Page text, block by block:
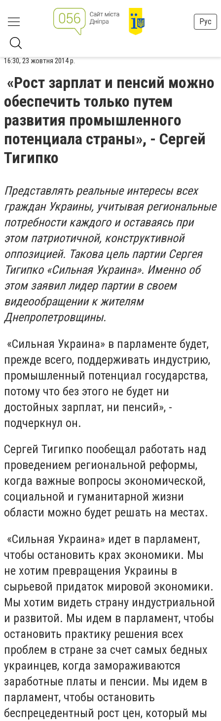
Рус
16:30, 23 жовтня 2014 р.
«Рост зарплат и пенсий можно
обеспечить только путем
развития промышленного
потенциала страны», - Сергей
Тигипко
Представлять реальные интересы всех
граждан Украины, учитывая региональные
потребности каждого и оставаясь при
этом патриотичной, конструктивной
оппозицией. Такова цель партии Сергея
Тигипко «Сильная Украина». Именно об
этом заявил лидер партии в своем
видеообращении к жителям
Днепропетровщины.
«Сильная Украина» в парламенте будет,
прежде всего, поддерживать индустрию,
промышленный потенциал государства,
потому что без этого не будет ни
достойных зарплат, ни пенсий», -
подчеркнул он.
Сергей Тигипко пообещал работать над
проведением региональной реформы,
когда важные вопросы экономической,
социальной и гуманитарной жизни
области можно будет решать на местах.
«Сильная Украина» идет в парламент,
чтобы остановить крах экономики. Мы
не хотим превращения Украины в
сырьевой придаток мировой экономики.
Мы хотим видеть страну индустриальной
и развитой. Мы идем в парламент, чтобы
остановить практику решения всех
проблем в стране за счет самых бедных
украинцев, когда замораживаются
заработные платы и пенсии. Мы идем в
парламент, чтобы остановить
беспрецедентный рост цен, который мы